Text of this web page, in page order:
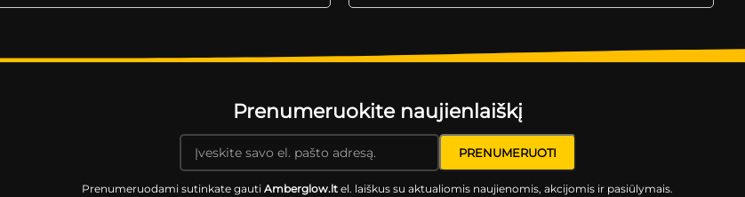
Prenumeruokite naujienlaiškį
Prenumeruodami sutinkate gautiAmberglow.lt el. laiškus su aktualiomis naujienomis, akcijomis ir pasiūlymais.